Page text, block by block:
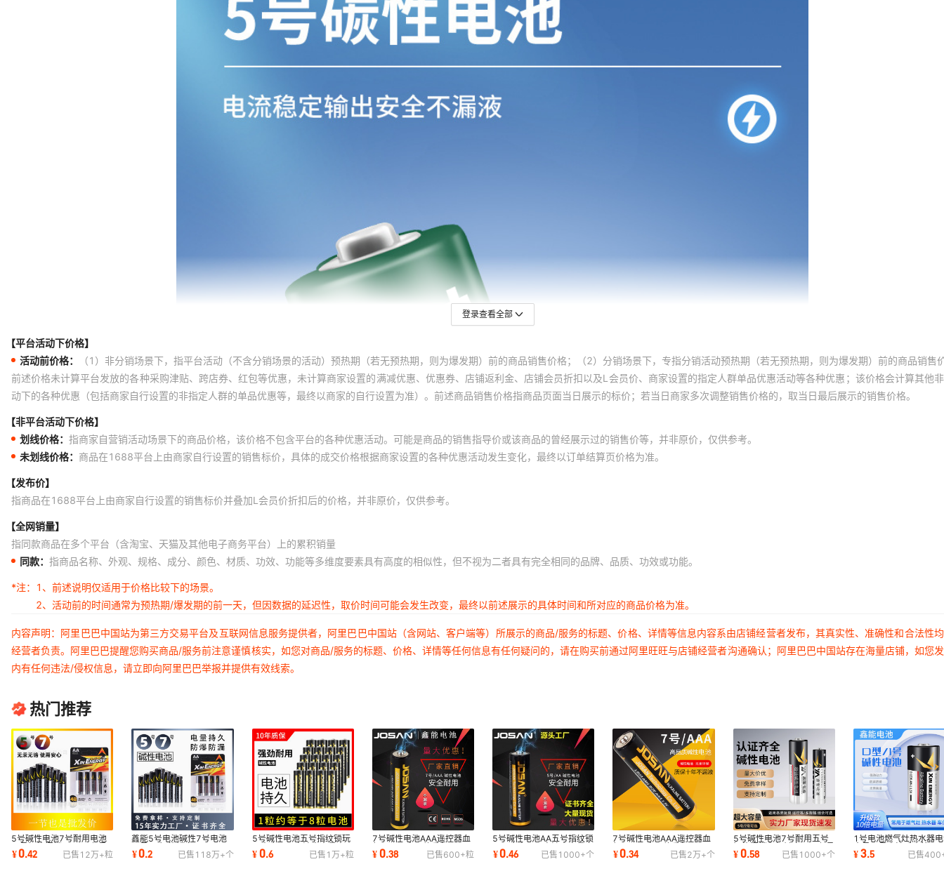
登录查看全部
【平台活动下价格】
活动前价格：
（1）非分销场景下，指平台活动（不含分销场景的活动）预热期（若无预热期，则为爆发期）前的商品销售价格；（2）分销场景下，专指分销活动预热期（若无预热期，则为爆发期）前的商品销售
前述价格未计算平台发放的各种采购津贴、跨店券、红包等优惠，未计算商家设置的满减优惠、优惠券、店铺返利金、店铺会员折扣以及L会员价、商家设置的指定人群单品优惠活动等各种优惠；该价格会计算其他
动下的各种优惠（包括商家自行设置的非指定人群的单品优惠等，最终以商家的自行设置为准）。前述商品销售价格指商品页面当日展示的标价；若当日商家多次调整销售价格的，取当日最后展示的销售价格。
【非平台活动下价格】
划线价格： 指商家自营销活动场景下的商品价格，该价格不包含平台的各种优惠活动。可能是商品的销售指导价或该商品的曾经展示过的销售价等，并非原价，仅供参考。
未划线价格： 商品在1688平台上由商家自行设置的销售标价，具体的成交价格根据商家设置的各种优惠活动发生变化，最终以订单结算页价格为准。
【发布价】
指商品在1688平台上由商家自行设置的销售标价并叠加L会员价折扣后的价格，并非原价，仅供参考。
【全网销量】
指同款商品在多个平台（含淘宝、天猫及其他电子商务平台）上的累积销量
同款： 指商品名称、外观、规格、成分、颜色、材质、功效、功能等多维度要素具有高度的相似性，但不视为二者具有完全相同的品牌、品质、功效或功能。
*注：
1、前述说明仅适用于价格比较下的场景。
2、活动前的时间通常为预热期/爆发期的前一天，但因数据的延迟性，取价时间可能会发生改变，最终以前述展示的具体时间和所对应的商品价格为准。
内容声明：阿里巴巴中国站为第三方交易平台及互联网信息服务提供者，阿里巴巴中国站（含网站、客户端等）所展示的商品/服务的标题、价格、详情等信息内容系由店铺经营者发布，其真实性、准确性和合法性
经营者负责。阿里巴巴提醒您购买商品/服务前注意谨慎核实，如您对商品/服务的标题、价格、详情等任何信息有任何疑问的，请在购买前通过阿里旺旺与店铺经营者沟通确认；阿里巴巴中国站存在海量店铺，如您
内有任何违法/侵权信息，请立即向阿里巴巴举报并提供有效线索。
热门推荐
5号碱性电池7号耐用电池
五号智能门锁AA玩具七号
AAA干电池批发
¥0.42 已售 12万+粒
鑫能5号电池碱性7号电池
五号AA智能锁专用玩具
AAA七号干电池批发
¥0.2 已售 118万+个
5号碱性电池五号指纹锁玩
具麦克风干电池大容量血压
仪AA电池批发
¥0.6 已售 1万+粒
7号碱性电池AAA遥控器血
氧仪玩具电子体重秤LR03
七号干电池批发
¥0.38 已售600+粒
5号碱性电池AA五号指纹锁
玩具麦克风干电池大容量血
压仪电池批发
¥0.46 已售 1000+个
7号碱性电池AAA遥控器血
氧仪玩具电子体重秤LR03
七号干电池批发
¥0.34 已售2万+个
5号碱性电池7号耐用五号
智能门锁鼠标键盘玩具七号
耐用耐用干电池
¥0.58 已售 1000+个
1号电池燃气灶热水器
大号一号电池手电筒
碱性电池批发
¥3.5 已售